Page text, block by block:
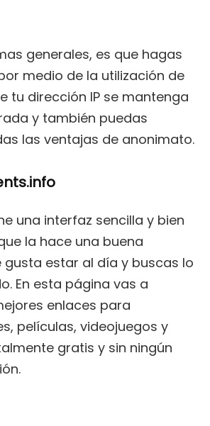
generales, es que hagas
medio de la utilización de
tu dirección IP se mantenga
y también puedas
las ventajas de anonimato.
una interfaz sencilla y bien
la hace una buena
gusta estar al día y buscas lo
En esta página vas a
enlaces para
películas, videojuegos y
gratis y sin ningún